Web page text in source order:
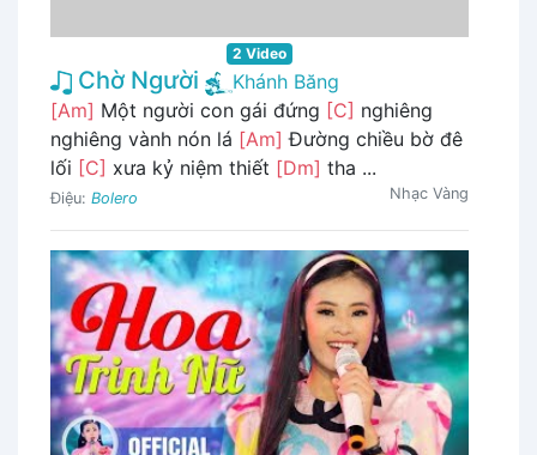
2 Video
Chờ Người
Khánh Băng
[Am] Một người con gái đứng [C] nghiêng
nghiêng vành nón lá [Am] Đường chiều bờ đê
lối [C] xưa kỷ niệm thiết [Dm] tha ...
Điệu: Bolero Nhạc Vàng